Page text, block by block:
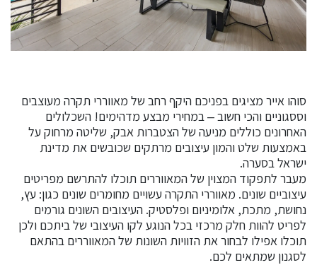
סוהו אייר מציגים בפניכם היקף רחב של מאווררי תקרה מעוצבים
וססגוניים והכי חשוב – במחירי מבצע מדהימים! השכלולים
האחרונים כוללים מניעה של הצטברות אבק, שליטה מרחוק על
באמצעות שלט והמון עיצובים מרתקים שכובשים את מדינת
ישראל בסערה.
מעבר לתפקוד המצוין של המאווררים תוכלו להתרשם מפריטים
עיצוביים שונים. מאווררי התקרה עשויים מחומרים שונים כגון: עץ,
נחושת, מתכת, אלומיניום ופלסטיק. העיצובים השונים גורמים
לפריט להוות חלק מרכזי בכל הנוגע לקו העיצובי של ביתכם ולכן
תוכלו אפילו לבחור את הזוויות השונות של המאווררים בהתאם
לסגנון שמתאים לכם.